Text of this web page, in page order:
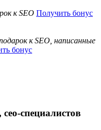
к SEO Получить бонус
к SEO, написанные
бонус
специалистов